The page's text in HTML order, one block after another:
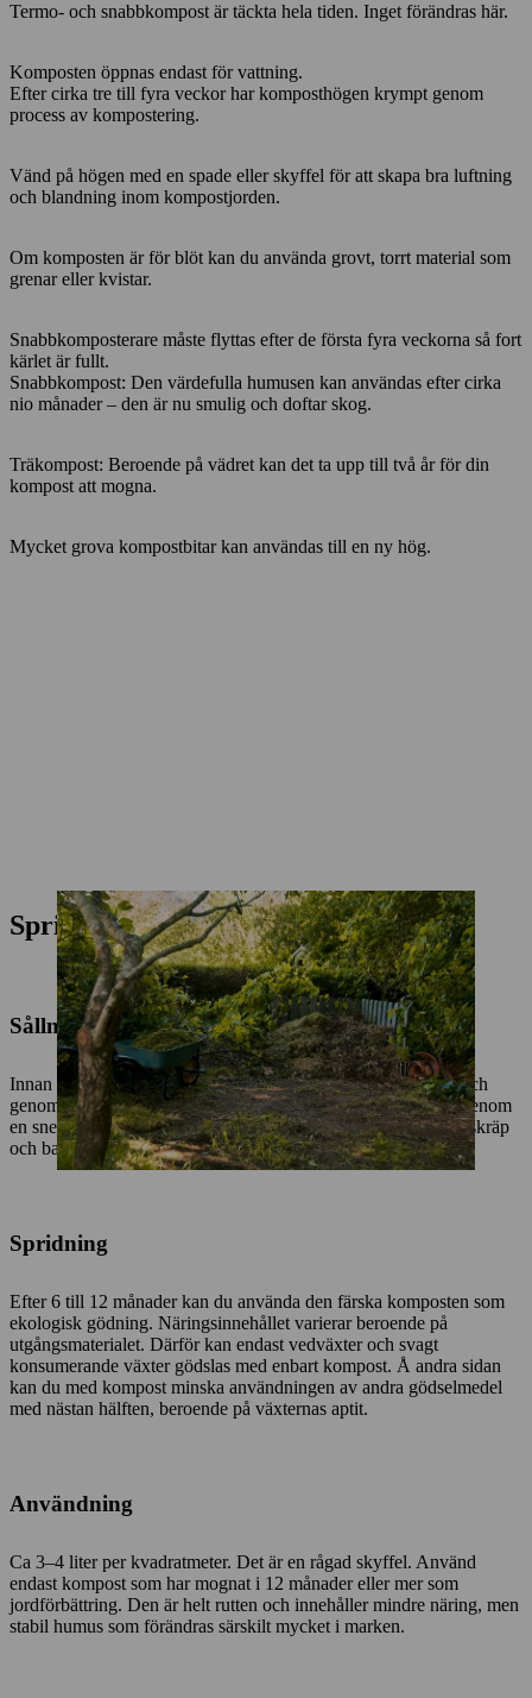
Termo- och snabbkompost är täckta hela tiden. Inget förändras här.
Komposten öppnas endast för vattning.
Efter cirka tre till fyra veckor har komposthögen krympt genom
process av kompostering.
Vänd på högen med en spade eller skyffel för att skapa bra luftning
och blandning inom kompostjorden.
Om komposten är för blöt kan du använda grovt, torrt material som
grenar eller kvistar.
Snabbkomposterare måste flyttas efter de första fyra veckorna så fort
kärlet är fullt.
Snabbkompost: Den värdefulla humusen kan användas efter cirka
nio månader – den är nu smulig och doftar skog.
Träkompost: Beroende på vädret kan det ta upp till två år för din
kompost att mogna.
Mycket grova kompostbitar kan användas till en ny hög.
Sprida komposten
Sållning
Innan du sprider ut den måste komposten vara trädgårdsklar och
genomgå en grundrengöring: Kasta den spadtag för spadtag genom
en snedställd sil som avlägsnar pinnar, stenar och annat grovt skräp
och bara släpper igenom den färdiga komposten.
Spridning
Efter 6 till 12 månader kan du använda den färska komposten som
ekologisk gödning. Näringsinnehållet varierar beroende på
utgångsmaterialet. Därför kan endast vedväxter och svagt
konsumerande växter gödslas med enbart kompost. Å andra sidan
kan du med kompost minska användningen av andra gödselmedel
med nästan hälften, beroende på växternas aptit.
Användning
Ca 3–4 liter per kvadratmeter. Det är en rågad skyffel. Använd
endast kompost som har mognat i 12 månader eller mer som
jordförbättring. Den är helt rutten och innehåller mindre näring, men
stabil humus som förändras särskilt mycket i marken.